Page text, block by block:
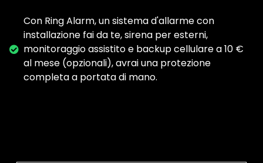
Con Ring Alarm, un sistema d'allarme con
installazione fai da te, sirena per esterni,
monitoraggio assistito e backup cellulare a 10 €
al mese (opzionali), avrai una protezione
completa a portata di mano.